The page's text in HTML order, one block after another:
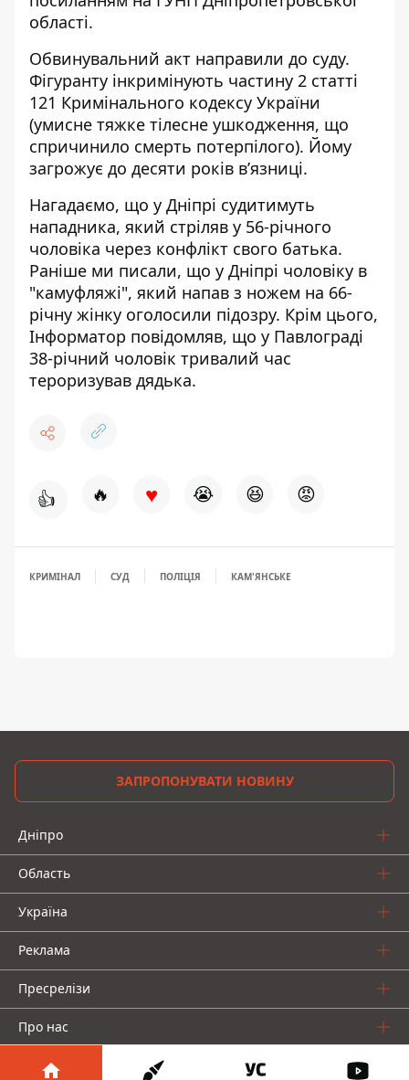
області.
Обвинувальний акт направили до суду.
Фігуранту інкримінують частину 2 статті
121 Кримінального кодексу України
(умисне тяжке тілесне ушкодження, що
спричинило смерть потерпілого). Йому
загрожує до десяти років в’язниці.
Нагадаємо, що у Дніпрі судитимуть
нападника, який стріляв у 56-річного
чоловіка через конфлікт свого батька.
Раніше ми писали, що у Дніпрі чоловіку в
"камуфляжі", який напав з ножем на 66-
річну жінку оголосили підозру. Крім цього,
Інформатор повідомляв, що у Павлограді
38-річний чоловік тривалий час
тероризував дядька.
👍 🔥 ♥ 😭 😆 😡
КРИМІНАЛ СУД ПОЛІЦІЯ КАМ'ЯНСЬКЕ
ЗАПРОПОНУВАТИ НОВИНУ
Дніпро
Область
Україна
Реклама
Пресрелізи
Про нас